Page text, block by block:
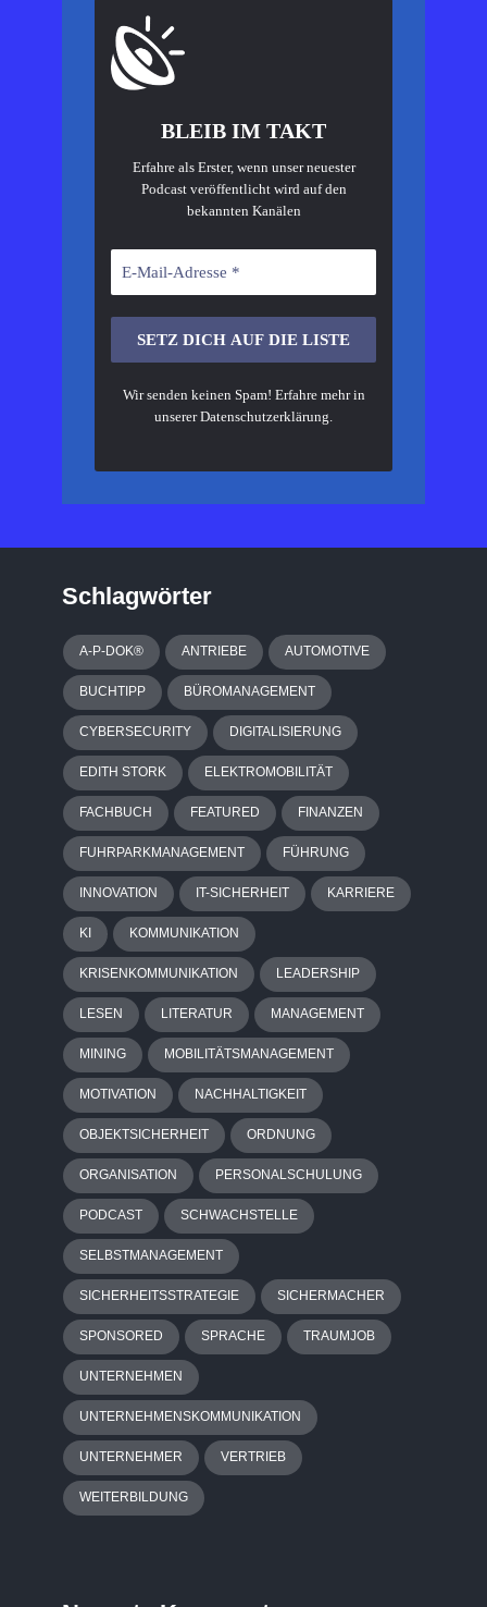
BLEIB IM TAKT
Erfahre als Erster, wenn unser neuester
Podcast veröffentlicht wird auf den
bekannten Kanälen
Wir senden keinen Spam! Erfahre mehr in
unsererDatenschutzerklärung
Schlagwörter
A-P-DOK® ANTRIEBE AUTOMOTIVE
BUCHTIPP BÜROMANAGEMENT
CYBERSECURITY DIGITALISIERUNG
EDITH STORK ELEKTROMOBILITÄT
FACHBUCH FEATURED FINANZEN
FUHRPARKMANAGEMENT FÜHRUNG
INNOVATION IT-SICHERHEIT KARRIERE
KI KOMMUNIKATION
KRISENKOMMUNIKATION LEADERSHIP
LESEN LITERATUR MANAGEMENT
MINING MOBILITÄTSMANAGEMENT
MOTIVATION NACHHALTIGKEIT
OBJEKTSICHERHEIT ORDNUNG
ORGANISATION PERSONALSCHULUNG
PODCAST SCHWACHSTELLE
SELBSTMANAGEMENT
SICHERHEITSSTRATEGIE SICHERMACHER
SPONSORED SPRACHE TRAUMJOB
UNTERNEHMEN
UNTERNEHMENSKOMMUNIKATION
UNTERNEHMER VERTRIEB
WEITERBILDUNG